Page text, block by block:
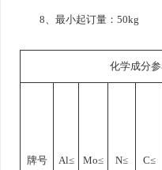
8、最小起订量：50kg
化学成分
牌号 Al≤ Mo≤ N≤ C≤